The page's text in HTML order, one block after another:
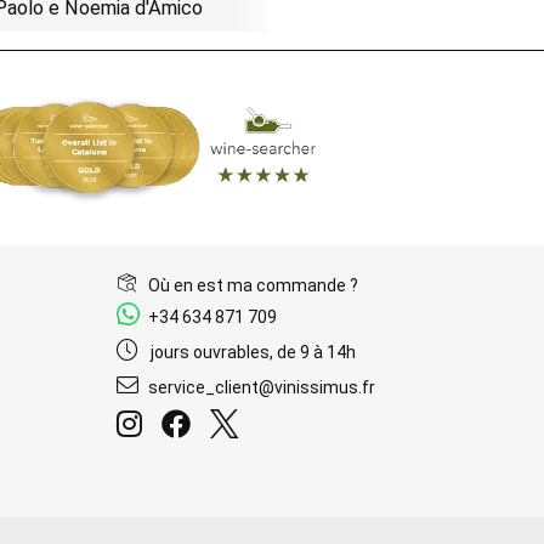
e Noemia d'Amico
Où en est ma commande ?
+34 634 871 709
jours ouvrables, de 9 à 14h
service_client@vinissimus.fr